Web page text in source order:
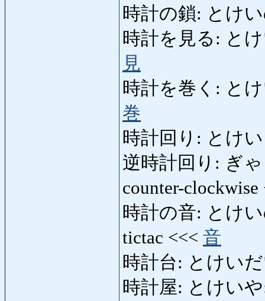
時計の鎖: とけ
時計を見る: と
見
時計を巻く: と
巻
時計回り: とけ
逆時計回り: ぎ
counter-
時計の音: とけ
tictac <<< 音
時計台: とけい
時計屋: とけいや